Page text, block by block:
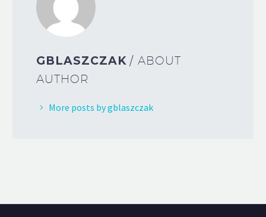
GBLASZCZAK / ABOUT
AUTHOR
More posts by gblaszczak